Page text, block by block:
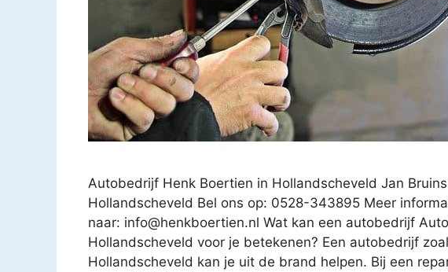
Autobedrijf Henk Boertien in Hollandscheveld Jan
Hollandscheveld Bel ons op: 0528-343895 Meer
naar: info@henkboertien.nl Wat kan een autobedrijf
Hollandscheveld voor je betekenen? Een autobedrijf
Hollandscheveld kan je uit de brand helpen. Bij een